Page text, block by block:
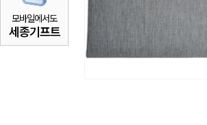
모바일에서도
세종기프트